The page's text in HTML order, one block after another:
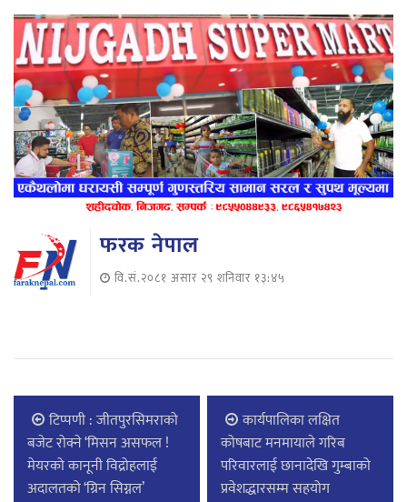
फरक नेपाल
वि.सं.२०८१ असार २९ शनिवार १३:४५
टिप्पणी : जीतपुरसिमराको
बजेट रोक्ने ‘मिसन असफल !
मेयरको कानूनी विद्रोहलाई
अदालतको ‘ग्रिन सिग्नल’
कार्यपालिका लक्षित
कोषबाट मनमायाले गरिब
परिवारलाई छानादेखि गुम्बाको
प्रवेशद्धारसम्म सहयोग